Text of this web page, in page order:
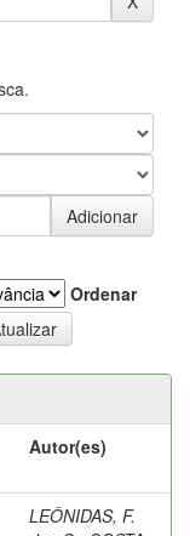
Ordenar
Autor(es)
LEÔNIDAS, F.